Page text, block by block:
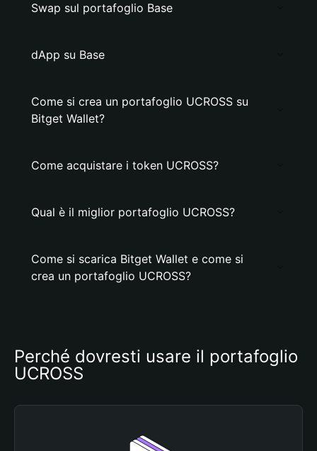
Swap sul portafoglio Base
dApp su Base
Come si crea un portafoglio UCROSS su
Bitget Wallet?
Come acquistare i token UCROSS?
Qual è il miglior portafoglio UCROSS?
Come si scarica Bitget Wallet e come si
crea un portafoglio UCROSS?
Perché dovresti usare il portafoglio
UCROSS